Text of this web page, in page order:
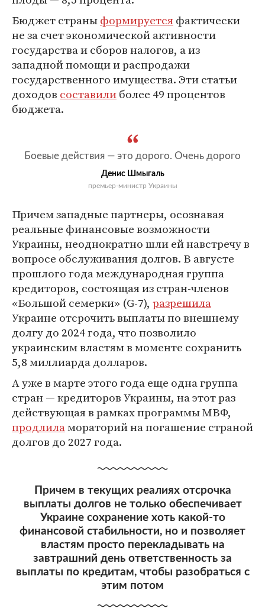
Бюджет страныформируетсяфактически
не за счет экономической активности
государства и сборов налогов, а из
западной помощи и распродажи
государственного имущества. Эти статьи
доходов составилиболее 49 процентов
бюджета.
Боевые действия — это дорого. Очень дорого
Денис Шмыгаль
премьер-министр Украины
Причем западные партнеры, осознавая
реальные финансовые возможности
Украины, неоднократно шли ей навстречу в
вопросе обслуживания долгов. В августе
прошлого года международная группа
кредиторов, состоящая из стран-членов
«Большой семерки» (G-7), разрешила
Украине отсрочить выплаты по внешнему
долгу до 2024 года, что позволило
украинским властям в моменте сохранить
5,8 миллиарда долларов.
А уже в марте этого года еще одна группа
стран — кредиторов Украины, на этот раз
действующая в рамках программы МВФ,
продлиламораторий на погашение страной
долгов до 2027 года.
Причем в текущих реалиях отсрочка
выплаты долгов не только обеспечивает
Украине сохранение хоть какой-то
финансовой стабильности, но и позволяет
властям просто перекладывать на
завтрашний день ответственность за
выплаты по кредитам, чтобы разобраться с
этим потом